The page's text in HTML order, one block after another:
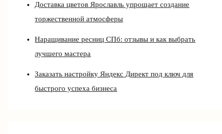
Доставка цветов Ярославль упрощает создание
торжественной атмосферы
Наращивание ресниц СПб: отзывы и как выбрать
лучшего мастера
Заказать настройку Яндекс Директ под ключ для
быстрого успеха бизнеса